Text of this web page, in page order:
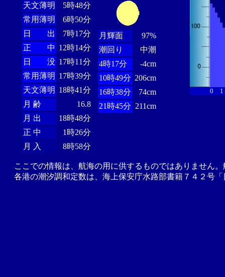
天文薄明
5時48分
常用薄明
6時50分
日 出
7時17分
正 中 12時14分
日 没 17時11分
常用薄明 17時39分
天文薄明 18時41分
月 齢
16.8
月 出
18時48分
正 中
1時26分
月 入
8時58分
月輝面
97%
潮回り
中潮
4時17分
-4cm
10時49分 206cm
16時38分
74cm
21時45分 211cm
0 1
ここでの情報は、航海の用に供するものではありません
各港の潮汐調和定数は、海上保安庁水路部書籍７４２号